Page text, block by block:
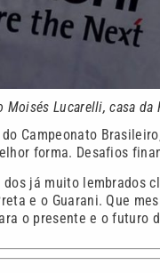
Moisés Lucarelli, casa da
Campeonato
forma. Desafios
dos já muito lembrados
e o Guarani. Que
o presente e o futuro